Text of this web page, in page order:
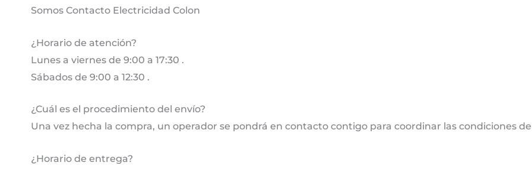
Somos Contacto Electricidad Colon
¿Horario de atención?
Lunes a viernes de 9:00 a 17:30 .
Sábados de 9:00 a 12:30 .
¿Cuál es el procedimiento del envío?
Una vez hecha la compra, un operador se pondrá en contacto contigo para coordinar las condiciones
¿Horario de entrega?